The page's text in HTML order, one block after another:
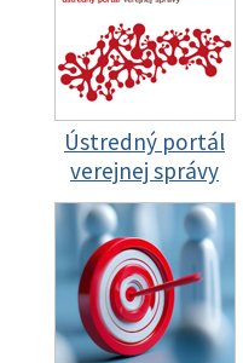
Ústredný portál
verejnej správy